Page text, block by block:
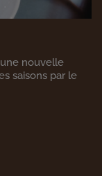
nouvelle
saisons par le